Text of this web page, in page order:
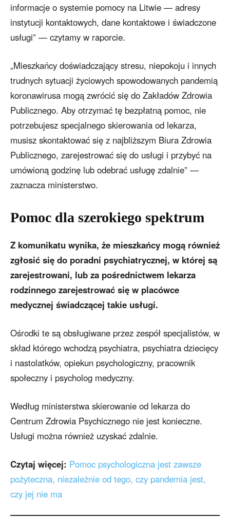
informacje o systemie pomocy na Litwie — adresy
instytucji kontaktowych, dane kontaktowe i świadczone
usługi” — czytamy w raporcie.
„Mieszkańcy doświadczający stresu, niepokoju i innych
trudnych sytuacji życiowych spowodowanych pandemią
koronawirusa mogą zwrócić się do Zakładów Zdrowia
Publicznego. Aby otrzymać tę bezpłatną pomoc, nie
potrzebujesz specjalnego skierowania od lekarza,
musisz skontaktować się z najbliższym Biura Zdrowia
Publicznego, zarejestrować się do usługi i przybyć na
umówioną godzinę lub odebrać usługę zdalnie” —
zaznacza ministerstwo.
Pomoc dla szerokiego spektrum
Z komunikatu wynika, że ​​mieszkańcy mogą również
zgłosić się do poradni psychiatrycznej, w której są
zarejestrowani, lub za pośrednictwem lekarza
rodzinnego zarejestrować się w placówce
medycznej świadczącej takie usługi.
Ośrodki te są obsługiwane przez zespół specjalistów, w
skład którego wchodzą psychiatra, psychiatra dziecięcy
i nastolatków, opiekun psychologiczny, pracownik
społeczny i psycholog medyczny.
Według ministerstwa skierowanie od lekarza do
Centrum Zdrowia Psychicznego nie jest konieczne.
Usługi można również uzyskać zdalnie.
Czytaj więcej: Pomoc psychologiczna jest zawsze
pożyteczna, niezależnie od tego, czy pandemia jest,
czy jej nie ma